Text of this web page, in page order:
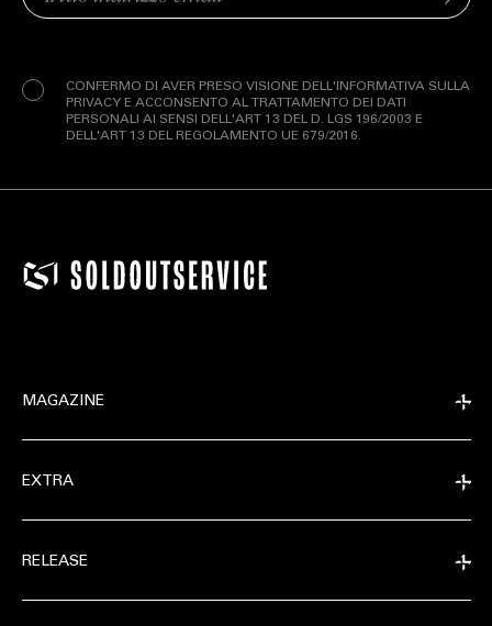
(Obbligatorio)
CONFERMO DI AVER PRESO VISIONE DELL'INFORMATIVA SULLA
PRIVACY E ACCONSENTO AL TRATTAMENTO DEI DATI
PERSONALI AI SENSI DELL'ART 13 DEL D. LGS 196/2003 E
DELL'ART 13 DEL REGOLAMENTO UE 679/2016.
Invia
MAGAZINE
EXTRA
RELEASE